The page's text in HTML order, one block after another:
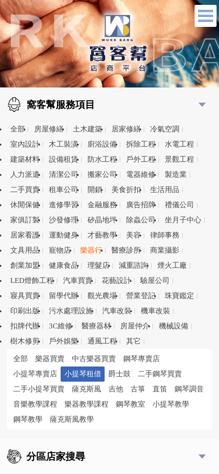
窩客幫服務項目
全部 房屋修繕 土木建築 居家修繕
冷氣空調
室內設計
木工裝潢 廚浴設備 拆除工程
水電工程
建築材料
設備租賃 防水工程 戶外工程
景觀工程
人力派遣
清潔公司 搬家公司 電器維修
製造業
二手買賣
租車公司 開鎖 美食折扣
生活用品
休閒保健
進修學習 金融服務 廣告招牌
禮儀公司
家俱訂製
沙發修理 矽晶地坪 除蟲公司
坐月子中心
居家看護
運動健身 才藝教學 美容
律師事務
文具用品
寵物店 樂器行 醫療診所
商業攝影
創業加盟
健康食品 理髮店 減重諮詢
煙火工廠
LED燈飾工程
汽車買賣 花藝設計
驗屋公司
寢具買賣
留學代辦 觀光農場 營業登記
珠寶鑑定
印刷出版
污水處理設施 汽車改裝
機車改裝
扣牌代辦
3C維修 醫療器材 房屋仲介
機械設備
樹木修剪
戶外娛樂 通風工程 其它
全部 樂器買賣 中古樂器買賣
鋼琴專賣店
小提琴專賣店
小提琴租借 爵士鼓
二手鋼琴買賣
二手小提琴買賣
薩克斯風 吉他 古箏 直笛
鋼琴調音
音樂教學課程
樂器教學課程 鋼琴教室
小提琴教學
鋼琴教學
薩克斯風教學
分區店家搜尋